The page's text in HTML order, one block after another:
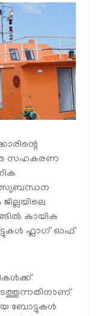
സഹകരണ
കായിക
ഫ്ലാഗ് ഓഫ്
ബോട്ടുകൾ